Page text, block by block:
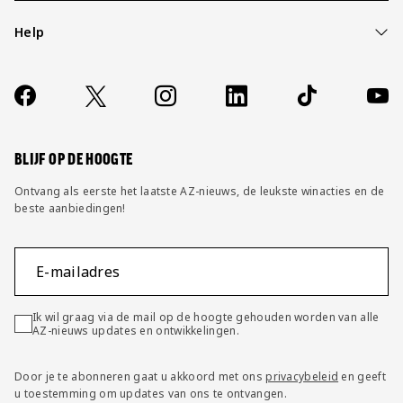
Help
Contact
FAQ
Socials
https://www.facebook.com/AZAlkmaar
X Instagram LinkedIn TikTok
BLIJF OP DE HOOGTE
Ontvang als eerste het laatste AZ-nieuws, de leukste winacties en de
beste aanbiedingen!
E-mailadres
Ik wil graag via de mail op de hoogte gehouden worden van alle
AZ-nieuws updates en ontwikkelingen.
Door je te abonneren gaat u akkoord met onsprivacybeleid en geeft
u toestemming om updates van ons te ontvangen.